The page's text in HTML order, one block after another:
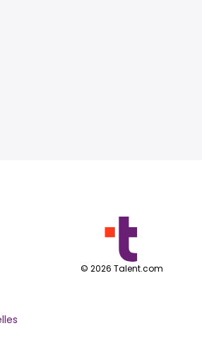
© 2026 Talent.com